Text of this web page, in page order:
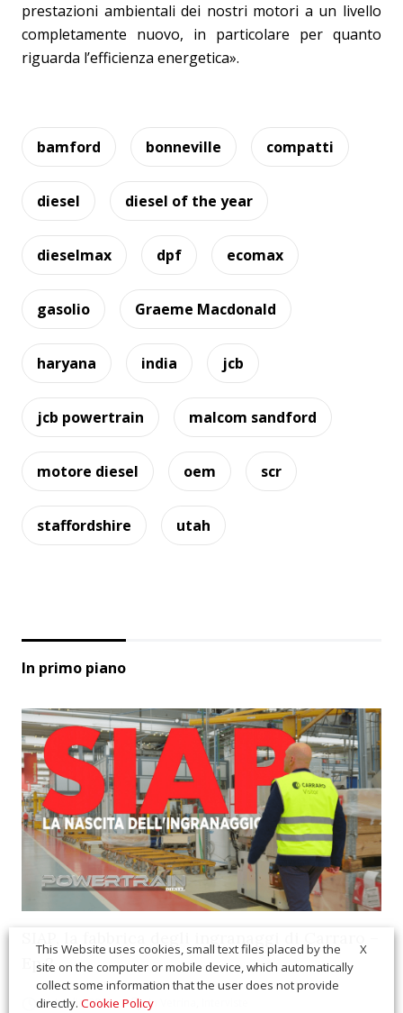
prestazioni ambientali dei nostri motori a un livello
completamente nuovo, in particolare per quanto
riguarda l’efficienza energetica».
bamford bonneville compatti
diesel diesel of the year
dieselmax dpf ecomax
gasolio Graeme Macdonald
haryana india jcb
jcb powertrain malcom sandford
motore diesel oem scr
staffordshire utah
In primo piano
Ep.2
21 Luglio 2026 In Vetrina
X
This Website uses cookies, small text files placed by the
site on the computer or mobile device, which automatically
collect some information that the user does not provide
directly. Cookie Policy